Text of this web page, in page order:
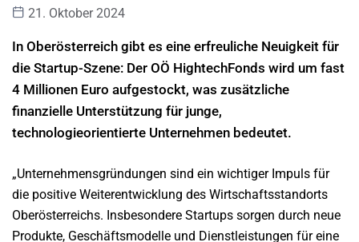
21. Oktober 2024
In Oberösterreich gibt es eine erfreuliche Neuigkeit für
die Startup-Szene: Der OÖ HightechFonds wird um fast
4 Millionen Euro aufgestockt, was zusätzliche
finanzielle Unterstützung für junge,
technologieorientierte Unternehmen bedeutet.
„Unternehmensgründungen sind ein wichtiger Impuls für
die positive Weiterentwicklung des Wirtschaftsstandorts
Oberösterreichs. Insbesondere Startups sorgen durch neue
Produkte, Geschäftsmodelle und Dienstleistungen für eine